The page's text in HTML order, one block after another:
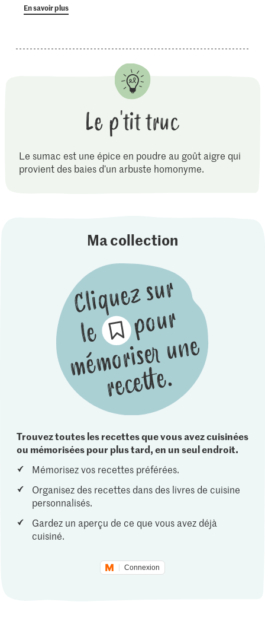
En savoir plus
Le p'tit truc
Le sumac est une épice en poudre au goût aigre qui
provient des baies d’un arbuste homonyme.
Ma collection
Trouvez toutes les recettes que vous avez cuisinées
ou mémorisées pour plus tard, en un seul endroit.
Mémorisez vos recettes préférées.
Organisez des recettes dans des livres de cuisine
personnalisés.
Gardez un aperçu de ce que vous avez déjà
cuisiné.
Connexion